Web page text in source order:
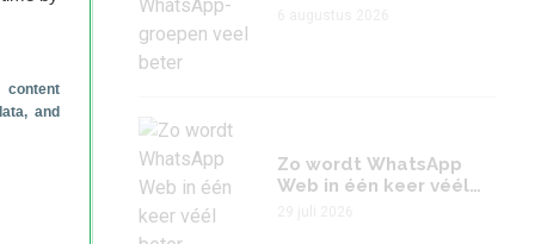
and
Zo wordt WhatsApp
Web in één keer véél